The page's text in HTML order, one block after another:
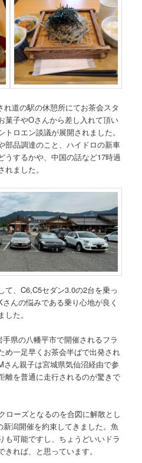
道の駅の休憩所にてお茶会スタ
菓子やOさんから差し入れて頂い
ロエン談議が展開されました。
部品調達のこと、ハイドロの新車
うするかや、中国の話など17時過
ました。
て、C6,C5セダン3.0の2台を乗っ
んの悩みである乗り心地が良く
た。
県の八幡平市で開催されるフラ
め一足早くお茶会半ばで出発され
さん親子は宮城県気仙沼経由で参
離を普通に走行されるのが驚きで
ローズとなるのを合図に解散とし
潟開催を約束してきました。魚
も可能ですし、ちょうどいいドラ
れば、と思っています。